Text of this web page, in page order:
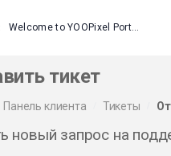
Welcome to YOOPixel Portal
тикет
Панель клиента Тикеты
новый запрос на